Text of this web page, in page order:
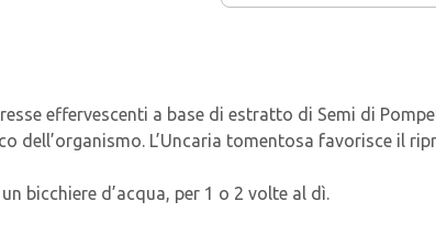
effervescenti a base di estratto di Semi di
dell’organismo. L’Uncaria tomentosa favorisce il
bicchiere d’acqua, per 1 o 2 volte al dì.